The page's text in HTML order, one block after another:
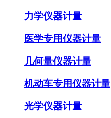
力学仪器计量
医学专用仪器计量
几何量仪器计量
机动车专用仪器计量
光学仪器计量